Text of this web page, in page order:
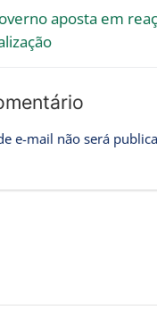
aposta em
e-mail não será